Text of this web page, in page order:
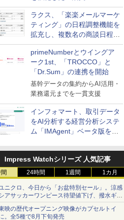
送信防止アドインサービス」
を提供
ラクス、「楽楽メールマーケ
ティング」の日程調整機能を
拡充し、複数名の商談日程調
整を効率化
primeNumberとウイングア
ーク1st、「TROCCO」と
「Dr.Sum」の連携を開始
基幹データの集約からAI活用・
業務還元までを一貫支援
インフォマート、取引データ
をAI分析する経営分析システ
ム「IMAgent」ベータ版を提
Impress Watchシリーズ 人気記事
24時間 1週間 1カ月
ニクロ、今日から「お盆特別セール」。涼感
アサッカーワンピース待望値下げ、撥水ギア
ョーツは1990円に
映の歴代オープニング映像がカプセルトイ
。全5種で8月下旬発売